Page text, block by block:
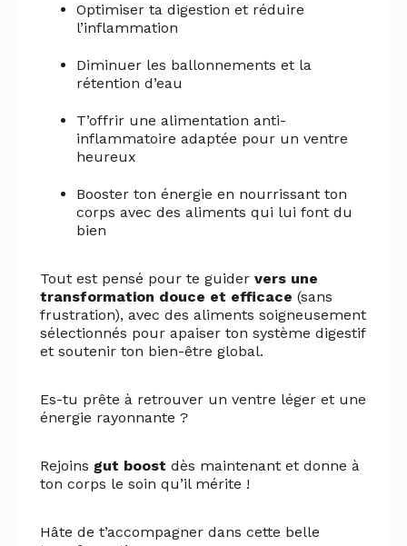
Optimiser ta digestion et réduire
l’inflammation
Diminuer les ballonnements et la
rétention d’eau
T’offrir une alimentation anti-
inflammatoire adaptée pour un ventre
heureux
Booster ton énergie en nourrissant ton
corps avec des aliments qui lui font du
bien
Tout est pensé pour te guider vers une
transformation douce et efficace (sans
frustration), avec des aliments soigneusement
sélectionnés pour apaiser ton système digestif
et soutenir ton bien-être global.
Es-tu prête à retrouver un ventre léger et une
énergie rayonnante ?
Rejoins gut boost dès maintenant et donne à
ton corps le soin qu’il mérite !
Hâte de t’accompagner dans cette belle